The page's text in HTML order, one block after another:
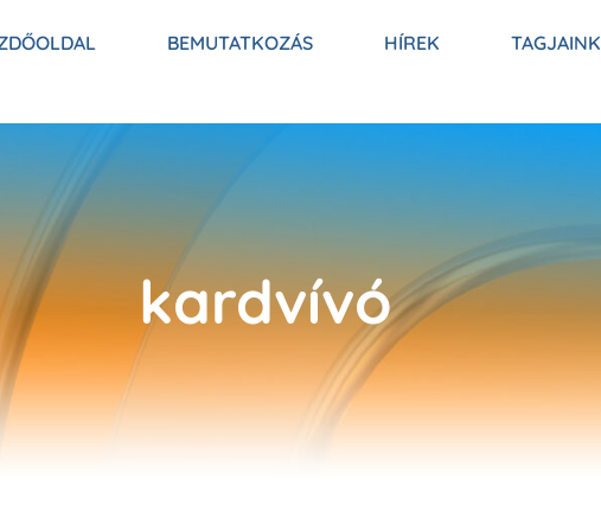
BEMUTATKOZÁS HÍREK TAGJAINK
kardvívó